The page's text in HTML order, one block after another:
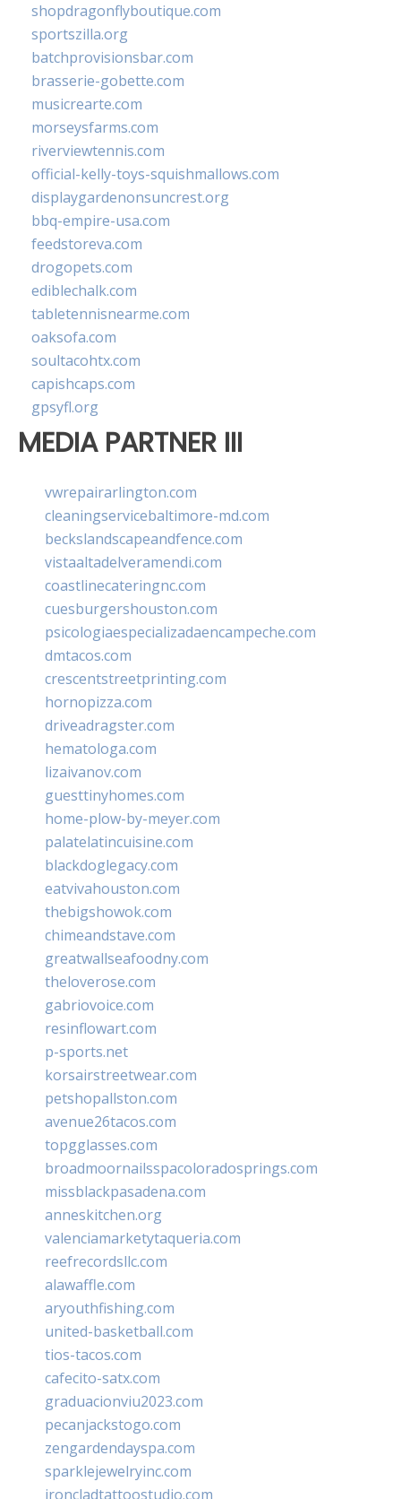
shopdragonflyboutique.com
sportszilla.org
batchprovisionsbar.com
brasserie-gobette.com
musicrearte.com
morseysfarms.com
riverviewtennis.com
official-kelly-toys-squishmallows.com
displaygardenonsuncrest.org
bbq-empire-usa.com
feedstoreva.com
drogopets.com
ediblechalk.com
tabletennisnearme.com
oaksofa.com
soultacohtx.com
capishcaps.com
gpsyfl.org
MEDIA PARTNER III
vwrepairarlington.com
cleaningservicebaltimore-md.com
beckslandscapeandfence.com
vistaaltadelveramendi.com
coastlinecateringnc.com
cuesburgershouston.com
psicologiaespecializadaencampeche.com
dmtacos.com
crescentstreetprinting.com
hornopizza.com
driveadragster.com
hematologa.com
lizaivanov.com
guesttinyhomes.com
home-plow-by-meyer.com
palatelatincuisine.com
blackdoglegacy.com
eatvivahouston.com
thebigshowok.com
chimeandstave.com
greatwallseafoodny.com
theloverose.com
gabriovoice.com
resinflowart.com
p-sports.net
korsairstreetwear.com
petshopallston.com
avenue26tacos.com
topgglasses.com
broadmoornailsspacoloradosprings.com
missblackpasadena.com
anneskitchen.org
valenciamarketytaqueria.com
reefrecordsllc.com
alawaffle.com
aryouthfishing.com
united-basketball.com
tios-tacos.com
cafecito-satx.com
graduacionviu2023.com
pecanjackstogo.com
zengardendayspa.com
sparklejewelryinc.com
ironcladtattoostudio.com